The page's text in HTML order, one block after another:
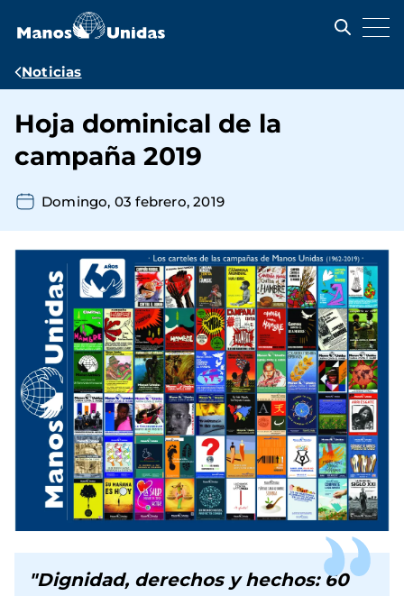
contenido
Ruta
navegación
Noticias
Hoja dominical de la
campaña 2019
Domingo, 03 febrero, 2019
"Dignidad, derechos y hechos: 60